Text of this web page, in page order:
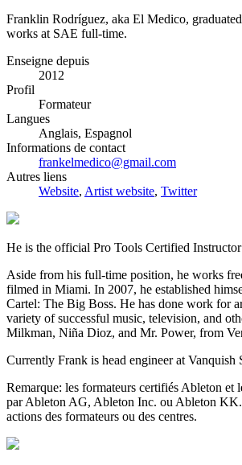
Franklin Rodríguez, aka El Medico,
works at SAE full-time.
Enseigne depuis
2012
Profil
Formateur
Langues
Anglais, Espagnol
Informations de contact
frankelmedico@gmail.com
Autres liens
Website, Artist website, Twitter
He is the official Pro Tools Certified
Aside from his full-time position, he works
filmed in Miami. In 2007, he established
Cartel: The Big Boss. He has done work for
variety of successful music, television, and
Milkman, Niña Dioz, and Mr. Power, from
Currently Frank is head engineer at
Remarque: les formateurs certifiés Ableton et
par Ableton AG, Ableton Inc. ou Ableton KK.
actions des formateurs ou des centres.